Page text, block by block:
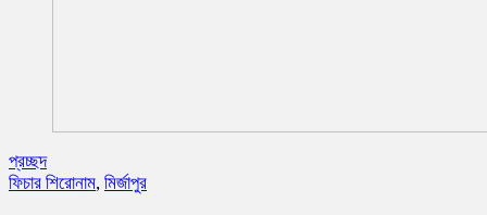
প্রচ্ছদ
ফিচার শিরোনাম, মির্জাপুর